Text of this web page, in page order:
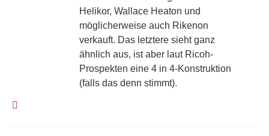
Helikor, Wallace Heaton und
möglicherweise auch Rikenon
verkauft. Das letztere sieht ganz
ähnlich aus, ist aber laut Ricoh-
Prospekten eine 4 in 4-Konstruktion
(falls das denn stimmt).